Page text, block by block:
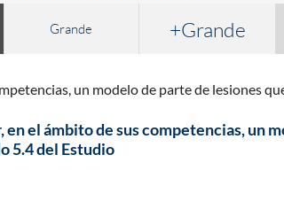
Grande +Grande
un modelo de parte de lesiones
el ámbito de sus competencias, un
5.4 del Estudio